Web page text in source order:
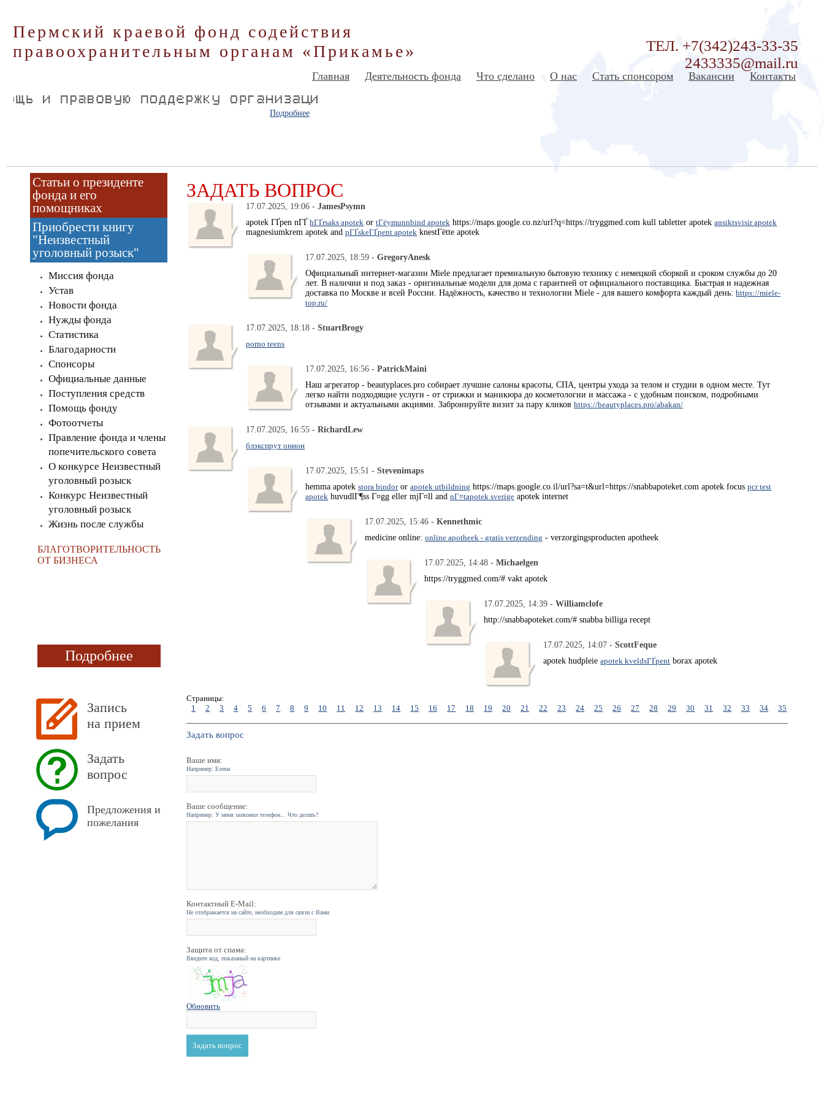
Пермский краевой фонд содействия
правоохранительным органам «Прикамье»
ТЕЛ. +7(342)243-33-35
2433335@mail.ru
Главная Деятельность фонда Что сделано О нас Стать спонсором Вакансии Контакты
Подробнее
Статьи о президенте
фонда и его
помощниках
Приобрести книгу
"Неизвестный
уголовный розыск"
Миссия фонда
Устав
Новости фонда
Нужды фонда
Статистика
Благодарности
Спонсоры
Официальные данные
Поступления средств
Помощь фонду
Фотоотчеты
Правление фонда и члены
попечительского совета
О конкурсе Неизвестный
уголовный розыск
Конкурс Неизвестный
уголовный розыск
Жизнь после службы
БЛАГОТВОРИТЕЛЬНОСТЬ
ОТ БИЗНЕСА
Подробнее
Запись
на прием
Задать
вопрос
Предложения и
пожелания
ЗАДАТЬ ВОПРОС
17.07.2025, 19:06 -JamesPsymn
apotek ГҐpen nГҐhГҐrsaks apotek ortГёymunnbind apotek https://maps.google.co.nz/url?q=https://tryggmed.com kull tabletter apotekansiktsvisir apotek
magnesiumkrem apotek andpГҐskeГҐpent apotek knestГёtte apotek
17.07.2025, 18:59 -GregoryAnesk
Официальный интернет-магазин Miele предлагает премиальную бытовую технику с немецкой сборкой и сроком службы до 20
лет. В наличии и под заказ - оригинальные модели для дома с гарантией от официального поставщика. Быстрая и надежная
доставка по Москве и всей России. Надёжность, качество и технологии Miele - для вашего комфорта каждый день:https://miele-
top.ru/
17.07.2025, 18:18 -StuartBrogy
porno teens
17.07.2025, 16:56 -PatrickMaini
Наш агрегатор - beautyplaces.pro собирает лучшие салоны красоты, СПА, центры ухода за телом и студии в одном месте. Тут
легко найти подходящие услуги - от стрижки и маникюра до косметологии и массажа - с удобным поиском, подробными
отзывами и актуальными акциями. Забронируйте визит за пару кликовhttps://beautyplaces.pro/abakan/
17.07.2025, 16:55 -RichardLew
блэкспрут онион
17.07.2025, 15:51 -Stevenimaps
hemma apotekstora bindororapotek utbildning https://maps.google.co.il/url?sa=t&url=https://snabbapoteket.com apotek focuspcr test
apotek huvudlГ¶ss Г¤gg eller mjГ¤ll andnГ¤tapotek sverige apotek internet
17.07.2025, 15:46 -Kennethmic
medicine online:online apotheek - gratis verzending - verzorgingsproducten apotheek
17.07.2025, 14:48 -Michaelgen
https://tryggmed.com/# vakt apotek
17.07.2025, 14:39 -Williamclofe
http://snabbapoteket.com/# snabba billiga recept
17.07.2025, 14:07 -ScottFeque
apotek hudpleieapotek kveldsГҐpent borax apotek
Страницы:
1
2 3 4 5 6 7 8 9 10 11 12 13 14 15 16 17 18 19 20 21 22 23 24 25 26 27 28 29 30 31 32 33 34 35
Задать вопрос
Ваше имя:
Например: Елена
Ваше сообщение:
Например: У меня зазвонил телефон... Что делать?
Контактный E-Mail:
Не отображается на сайте, необходим для связи с Вами
Защита от спама:
Введите код, показаный на картинке
Обновить